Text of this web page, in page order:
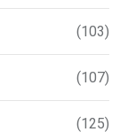
(103)
(107)
(125)